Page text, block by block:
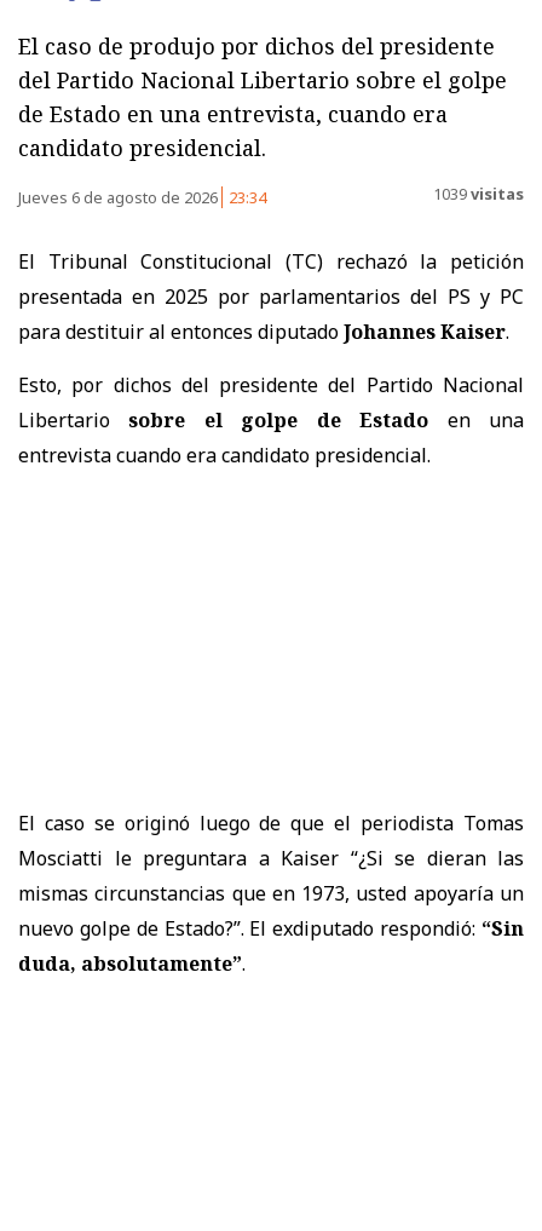
El caso de produjo por dichos del presidente
del Partido Nacional Libertario sobre el golpe
de Estado en una entrevista, cuando era
candidato presidencial.
Jueves 6 de agosto de 2026 23:34 1039visitas
El Tribunal Constitucional (TC) rechazó la petición
presentada en 2025 por parlamentarios del PS y PC
para destituir al entonces diputadoJohannes Kaiser.
Esto, por dichos del presidente del Partido Nacional
Libertario sobre el golpe de Estado en una
entrevista cuando era candidato presidencial.
El caso se originó luego de que el periodista Tomas
Mosciatti le preguntara a Kaiser “¿Si se dieran las
mismas circunstancias que en 1973, usted apoyaría un
nuevo golpe de Estado?”. El exdiputado respondió: “Sin
duda, absolutamente”.